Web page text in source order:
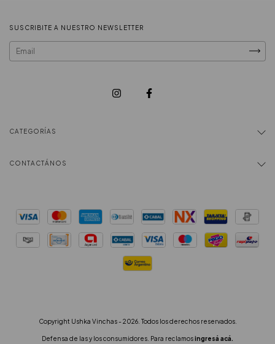
SUSCRIBITE A NUESTRO NEWSLETTER
CATEGORÍAS
CONTACTÁNOS
Copyright Ushka Vinchas - 2026. Todos los derechos reservados.
Defensa de las y los consumidores. Para reclamosingresá acá.